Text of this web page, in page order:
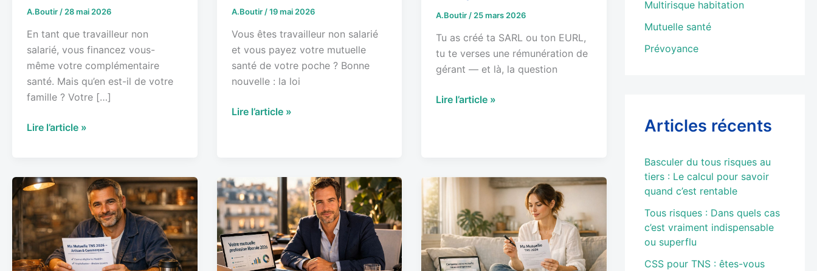
A.Boutir / 28 mai 2026
En tant que travailleur non
salarié, vous financez vous-
même votre complémentaire
santé. Mais qu’en est-il de votre
famille ? Votre […]
Lire l’article »
A.Boutir /19 mai 2026
Vous êtes travailleur non salarié
et vous payez votre mutuelle
santé de votre poche ? Bonne
nouvelle : la loi
2026
Lire l’article »
A.Boutir / 25 mars 2026
Tu as créé ta SARL ou ton EURL,
tu te verses une rémunération de
gérant — et là, la question
Lire l’article »
Mutuelle
artisan
et
commerçant
Mutuelle
profession
libérale
Mutuelle
micro-
entrepreneur
:
tarifs
Multirisque habitation
Mutuelle santé
Prévoyance
Articles récents
Basculer du tous risques au
tiers : Le calcul pour savoir
quand c’est rentable
Tous risques : Dans quels cas
c’est vraiment indispensable
ou superflu
CSS pour TNS : êtes-vous